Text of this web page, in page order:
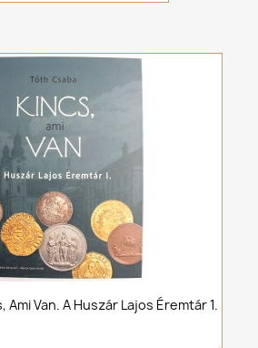
Ami Van. A Huszár Lajos Éremtár 1.